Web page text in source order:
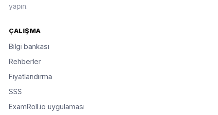
yapın.
ÇALIŞMA
Bilgi bankası
Rehberler
Fiyatlandırma
SSS
ExamRoll.io uygulaması